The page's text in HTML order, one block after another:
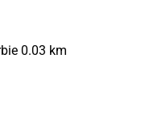
0.03 km